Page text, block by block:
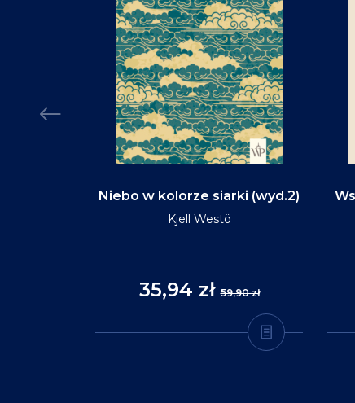
Niebo w kolorze siarki (wyd.2)
Kjell Westö
35,94 zł59,90 zł